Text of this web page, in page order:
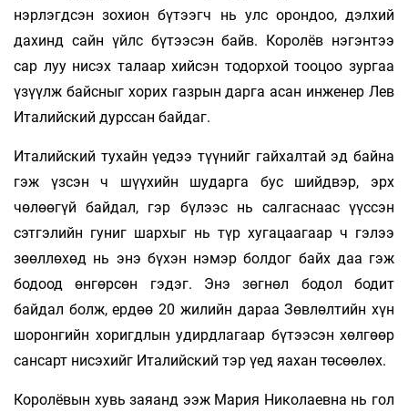
нэрлэгдсэн зохион бүтээгч нь улс орондоо, дэлхий
дахинд сайн үйлс бүтээсэн байв. Королёв нэгэнтээ
сар луу нисэх талаар хийсэн тодорхой тооцоо зургаа
үзүүлж байсныг хорих газрын дарга асан инженер Лев
Италийский дурссан байдаг.
Италийский тухайн үедээ түүнийг гайхалтай эд байна
гэж үзсэн ч шүүхийн шударга бус шийдвэр, эрх
чөлөөгүй байдал, гэр бүлээс нь салгаснаас үүссэн
сэтгэлийн гуниг шархыг нь түр хугацаагаар ч гэлээ
зөөллөхөд нь энэ бү­хэн нэмэр болдог байх даа гэж
бодоод өнгөрсөн гэдэг. Энэ зөгнөл бодол бодит
байдал болж, ердөө 20 жилийн дараа Зөвлөлтийн хүн
шоронгийн хоригдлын удирдлагаар бүтээсэн хөлгөөр
сансарт нисэхийг Италийский тэр үед яахан төсөөлөх.
Королёвын хувь заяанд ээж Мария Николаевна нь гол